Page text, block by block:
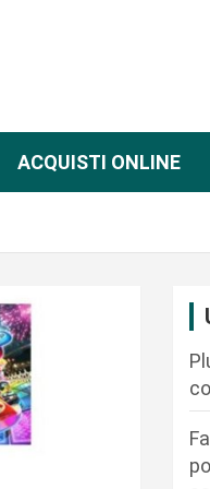
ACQUISTI ONLINE